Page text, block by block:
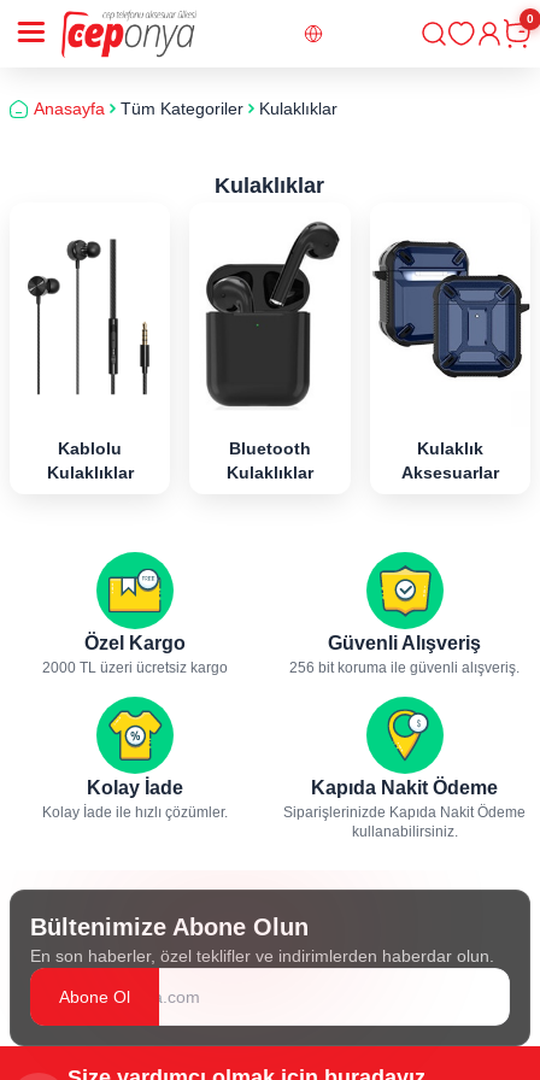
Giriş
0
Anasayfa Tüm Kategoriler Kulaklıklar
Kulaklıklar
Kablolu
Kulaklıklar
Bluetooth
Kulaklıklar
Kulaklık
Aksesuarlar
Özel Kargo
2000 TL üzeri ücretsiz kargo
Güvenli Alışveriş
256 bit koruma ile güvenli alışveriş.
Kolay İade
Kolay İade ile hızlı çözümler.
Kapıda Nakit Ödeme
Siparişlerinizde Kapıda Nakit Ödeme
kullanabilirsiniz.
Bültenimize Abone Olun
En son haberler, özel teklifler ve indirimlerden haberdar olun.
Abone Ol